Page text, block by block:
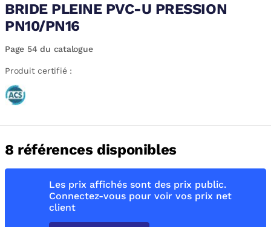
BRIDE PLEINE PVC-U PRESSION
PN10/PN16
Page 54 du catalogue
Produit certifié :
8 références disponibles
Les prix affichés sont des prix public.
Connectez-vous pour voir vos prix net
client